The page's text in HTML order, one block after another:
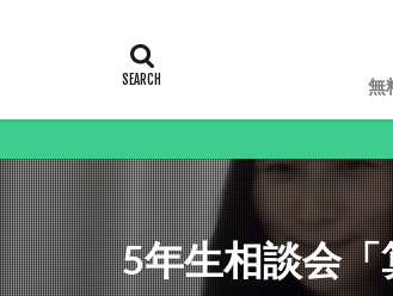
無
5年生相談会